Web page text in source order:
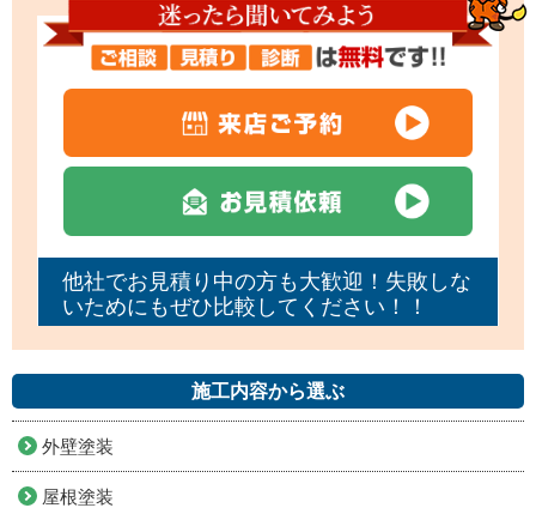
他社でお見積り中の方も大歓迎！失敗しな
いためにもぜひ比較してください！！
施工内容から選ぶ
外壁塗装
屋根塗装